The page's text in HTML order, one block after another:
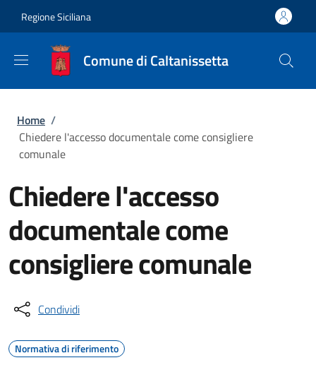
Regione Siciliana
Comune di Caltanissetta
Briciole di pane
Home /
Chiedere l'accesso documentale come consigliere
comunale
Chiedere l'accesso
documentale come
consigliere comunale
Condividi
Normativa di riferimento